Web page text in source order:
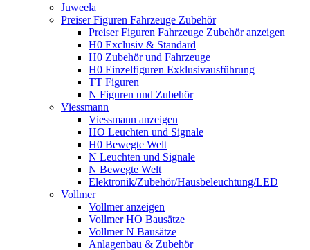
Juweela
Preiser Figuren Fahrzeuge Zubehör
Preiser Figuren Fahrzeuge Zubehör anzeigen
H0 Exclusiv & Standard
H0 Zubehör und Fahrzeuge
H0 Einzelfiguren Exklusivausführung
TT Figuren
N Figuren und Zubehör
Viessmann
Viessmann anzeigen
HO Leuchten und Signale
H0 Bewegte Welt
N Leuchten und Signale
N Bewegte Welt
Elektronik/Zubehör/Hausbeleuchtung/LED
Vollmer
Vollmer anzeigen
Vollmer HO Bausätze
Vollmer N Bausätze
Anlagenbau & Zubehör